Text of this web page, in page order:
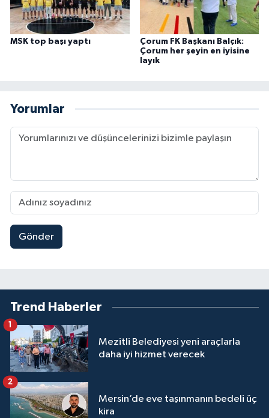
MSK top başı yaptı
Çorum FK Başkanı Balçık:
Çorum her şeyin en iyisine
layık
Yorumlar
Gönder
Trend Haberler
Mezitli Belediyesi yeni araçlarla
daha iyi hizmet verecek
1
Mersin’de eve taşınmanın bedeli üç
kira
2